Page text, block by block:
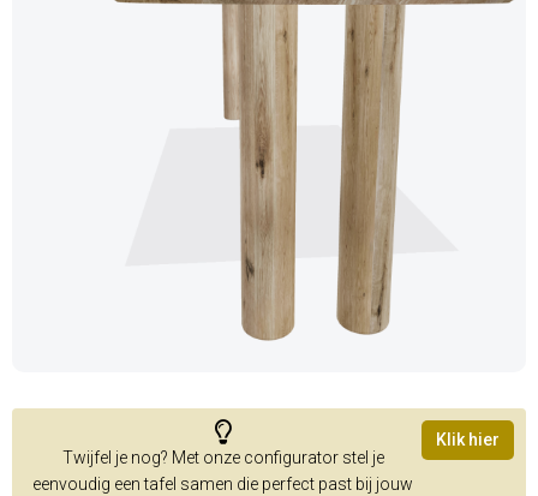
Twijfel je nog? Met onze configurator stel je
eenvoudig een tafel samen die perfect past bij jouw
Klik hier